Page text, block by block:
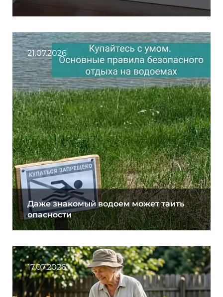
21.07.2026
Даже знакомый водоем может таить
опасности
17.07.2026